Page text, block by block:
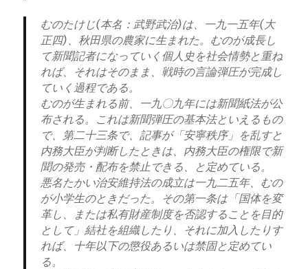
むのたけじ(本名：武野武治)は、一九一五年(大
正四)、秋田県の農家に生まれた。むのが成長し
て新聞記者になっていく個人史を社会情勢と重ね
れば、それはそのまま、戦時の言論弾圧が完成し
ていく過程である。
むのが生まれる前、一九〇九年には新聞紙法が公
布される。これは新聞弾圧の基本法といえるもの
で、第二十三条で、記事が「安寧秩序」を乱すと
内務大臣が判断したときは、内務大臣の権限で新
聞の発売・配布を禁止できる、と定めている。
悪名たかい治安維持法の成立は一九二五年、むの
が小学生のときだった。その第一条は「国体を変
革し、または私有財産制度を否認することを目的
として」結社を組織したり、それに加入したりす
れば、十年以下の懲役あるいは禁固と定めてい
る。